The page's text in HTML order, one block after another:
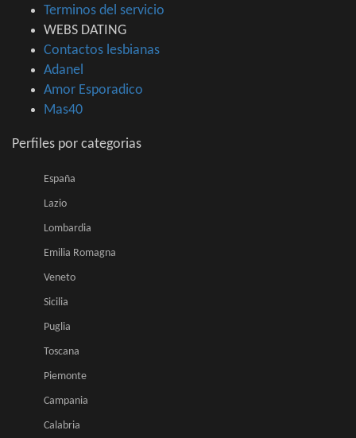
Terminos del servicio
WEBS DATING
Contactos lesbianas
Adanel
Amor Esporadico
Mas40
Perfiles por categorias
España
Lazio
Lombardia
Emilia Romagna
Veneto
Sicilia
Puglia
Toscana
Piemonte
Campania
Calabria